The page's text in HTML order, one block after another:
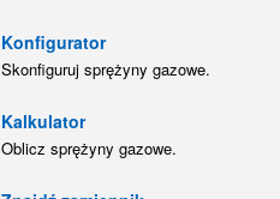
Konfigurator
Skonfiguruj sprężyny gazowe.
Kalkulator
Oblicz sprężyny gazowe.